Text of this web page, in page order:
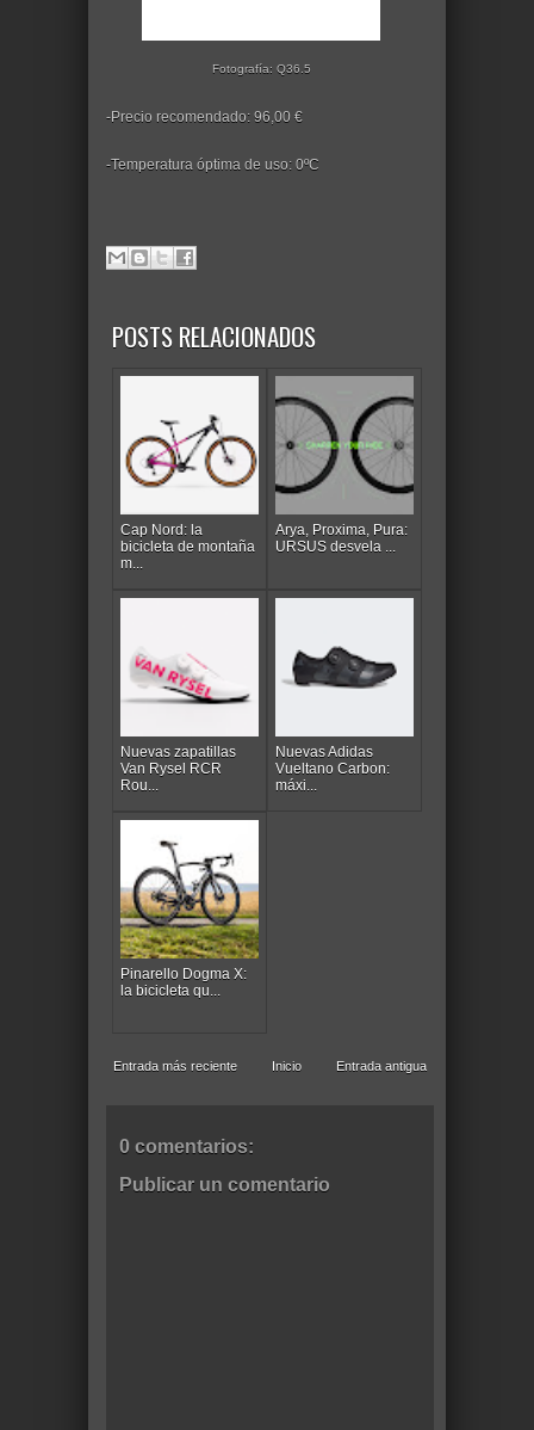
Fotografía: Q36.5
-Precio recomendado: 96,00 €
-Temperatura óptima de uso: 0ºC
POSTS RELACIONADOS
Cap Nord: la
bicicleta de montaña
m...
Arya, Proxima, Pura:
URSUS desvela ...
Nuevas zapatillas
Van Rysel RCR
Rou...
Nuevas Adidas
Vueltano Carbon:
máxi...
Pinarello Dogma X:
la bicicleta qu...
Entrada más reciente Entrada antigua
Inicio
0 comentarios:
Publicar un comentario